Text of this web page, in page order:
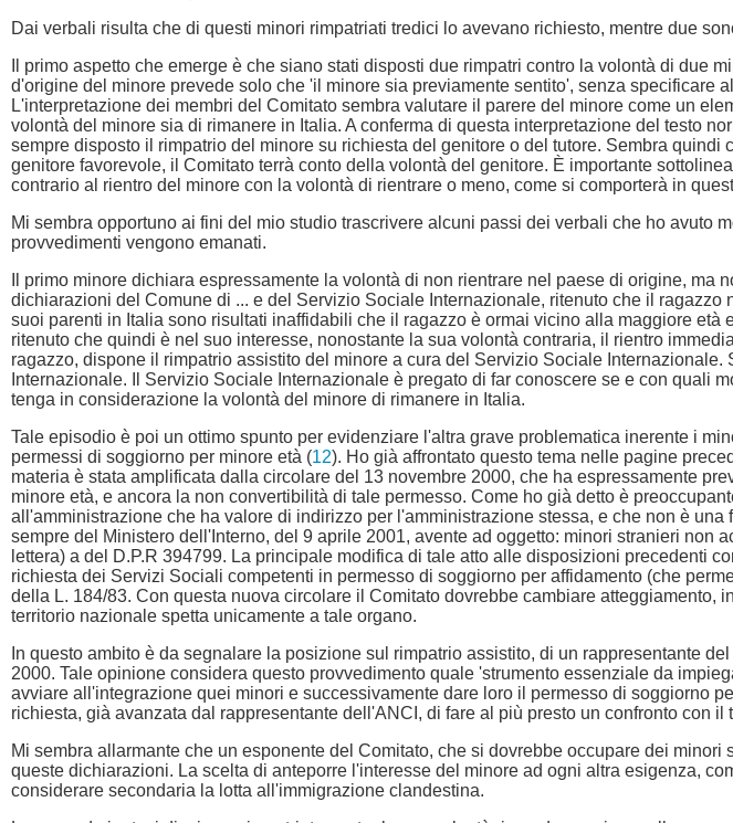
Dai verbali risulta che di questi minori rimpatriati tredici lo avevano richiesto, mentre due
Il primo aspetto che emerge è che siano stati disposti due rimpatri contro la volontà di due
d'origine del minore prevede solo che 'il minore sia previamente sentito', senza
L'interpretazione dei membri del Comitato sembra valutare il parere del minore come un
volontà del minore sia di rimanere in Italia. A conferma di questa interpretazione del testo
sempre disposto il rimpatrio del minore su richiesta del genitore o del tutore. Sembra
genitore favorevole, il Comitato terrà conto della volontà del genitore. È importante
contrario al rientro del minore con la volontà di rientrare o meno, come si comporterà in
Mi sembra opportuno ai fini del mio studio trascrivere alcuni passi dei verbali che ho
provvedimenti vengono emanati.
Il primo minore dichiara espressamente la volontà di non rientrare nel paese di origine,
dichiarazioni del Comune di ... e del Servizio Sociale Internazionale, ritenuto che il
suoi parenti in Italia sono risultati inaffidabili che il ragazzo è ormai vicino alla maggiore
ritenuto che quindi è nel suo interesse, nonostante la sua volontà contraria, il rientro
ragazzo, dispone il rimpatrio assistito del minore a cura del Servizio Sociale
Internazionale. Il Servizio Sociale Internazionale è pregato di far conoscere se e con quali
tenga in considerazione la volontà del minore di rimanere in Italia.
Tale episodio è poi un ottimo spunto per evidenziare l'altra grave problematica inerente i
permessi di soggiorno per minore età (12). Ho già affrontato questo tema nelle pagine
materia è stata amplificata dalla circolare del 13 novembre 2000, che ha espressamente
minore età, e ancora la non convertibilità di tale permesso. Come ho già detto è
all'amministrazione che ha valore di indirizzo per l'amministrazione stessa, e che non è una
sempre del Ministero dell'Interno, del 9 aprile 2001, avente ad oggetto: minori stranieri
lettera) a del D.P.R 394799. La principale modifica di tale atto alle disposizioni precedenti
richiesta dei Servizi Sociali competenti in permesso di soggiorno per affidamento (che
della L. 184/83. Con questa nuova circolare il Comitato dovrebbe cambiare
territorio nazionale spetta unicamente a tale organo.
In questo ambito è da segnalare la posizione sul rimpatrio assistito, di un rappresentante
2000. Tale opinione considera questo provvedimento quale 'strumento essenziale da
avviare all'integrazione quei minori e successivamente dare loro il permesso di soggiorno
richiesta, già avanzata dal rappresentante dell'ANCI, di fare al più presto un confronto con
Mi sembra allarmante che un esponente del Comitato, che si dovrebbe occupare dei
queste dichiarazioni. La scelta di anteporre l'interesse del minore ad ogni altra esigenza,
considerare secondaria la lotta all'immigrazione clandestina.